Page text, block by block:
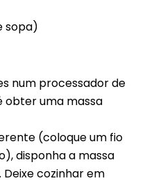
sopa)
num processador de
obter uma massa
(coloque um fio
disponha a massa
cozinhar em